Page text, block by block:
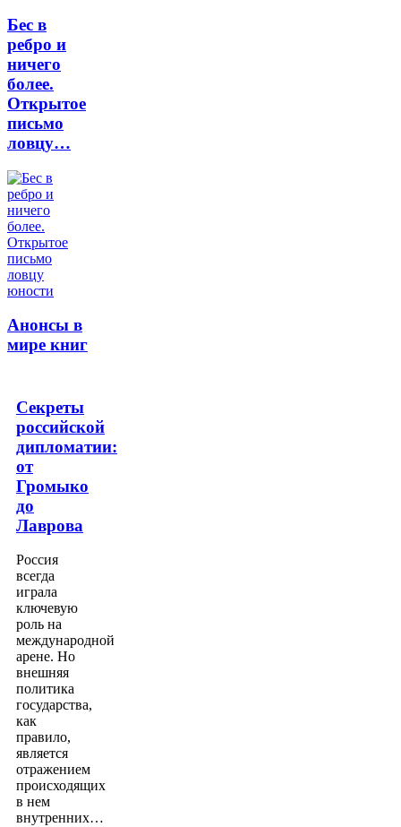
Бес в
ребро и
ничего
более.
Открытое
письмо
ловцу…
Анонсы в
мире книг
Секреты
российской
дипломатии:
от
Громыко
до
Лаврова
Россия
всегда
играла
ключевую
роль на
международной
арене. Но
внешняя
политика
государства,
как
правило,
является
отражением
происходящих
в нем
внутренних…